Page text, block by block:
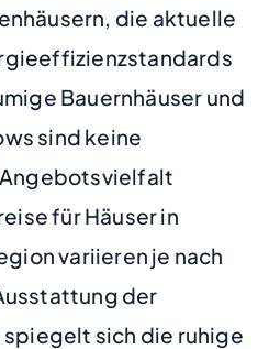
die aktuelle
Bauernhäuser und
sind keine
für Häuser in
variieren je nach
der
sich die ruhige